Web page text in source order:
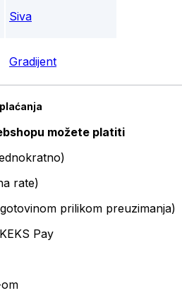
Siva
Gradijent
možete platiti
rate)
prilikom preuzimanja)
Pay